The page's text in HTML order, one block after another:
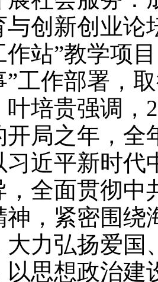
与创新创业论
作站”教学项
”工作部署，
贵强调，
开局之年，全
习近平新时代
，全面贯彻中
神，紧密围绕
大力弘扬爱国
以思想政治建